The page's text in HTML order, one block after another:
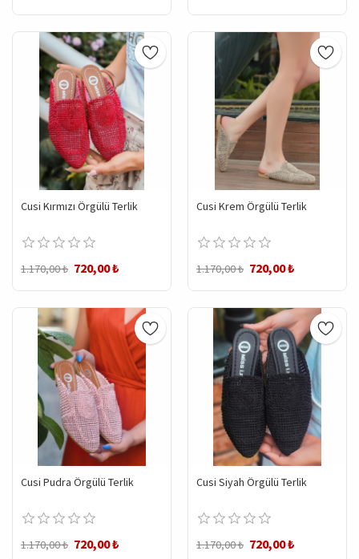
Cusi Kırmızı Örgülü Terlik
1.170,00 ₺ 720,00 ₺
Cusi Krem Örgülü Terlik
1.170,00 ₺ 720,00 ₺
Cusi Pudra Örgülü Terlik
1.170,00 ₺ 720,00 ₺
Cusi Siyah Örgülü Terlik
1.170,00 ₺ 720,00 ₺